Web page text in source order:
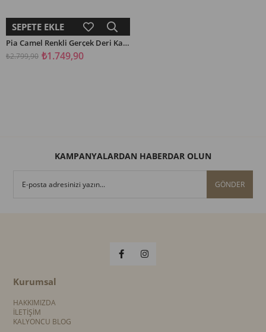
SEPETE EKLE
Pia Camel Renkli Gerçek Deri Kadın Spor Ayakkabı
₺1.749,90
₺2.799,90
KAMPANYALARDAN HABERDAR OLUN
GÖNDER
Kurumsal
HAKKIMIZDA
İLETİŞİM
KALYONCU BLOG